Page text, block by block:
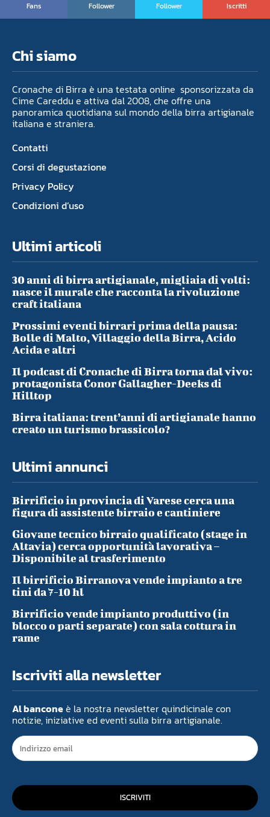
Fans
Follower
Follower
Iscritti
Chi siamo
Cronache di Birra è una testata online sponsorizzata da
Cime Careddu e attiva dal 2008, che offre una
panoramica quotidiana sul mondo della birra artigianale
italiana e straniera.
Contatti
Corsi di degustazione
Privacy Policy
Condizioni d’uso
Ultimi articoli
30 anni di birra artigianale, migliaia di volti:
nasce il murale che racconta la rivoluzione
craft italiana
Prossimi eventi birrari prima della pausa:
Bolle di Malto, Villaggio della Birra, Acido
Acida e altri
Il podcast di Cronache di Birra torna dal vivo:
protagonista Conor Gallagher-Deeks di
Hilltop
Birra italiana: trent’anni di artigianale hanno
creato un turismo brassicolo?
Ultimi annunci
Birrificio in provincia di Varese cerca una
figura di assistente birraio e cantiniere
Giovane tecnico birraio qualificato (stage in
Altavia) cerca opportunità lavorativa –
Disponibile al trasferimento
Il birrificio Birranova vende impianto a tre
tini da 7-10 hl
Birrificio vende impianto produttivo (in
blocco o parti separate) con sala cottura in
rame
Iscriviti alla newsletter
Al banconeè la nostra newsletter quindicinale con
notizie, iniziative ed eventi sulla birra artigianale.
ISCRIVITI